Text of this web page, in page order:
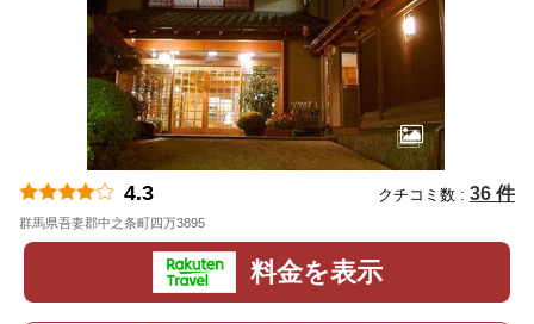
4.3 クチコミ数 : 36 件
群馬県吾妻郡中之条町四万3895
料金を表示